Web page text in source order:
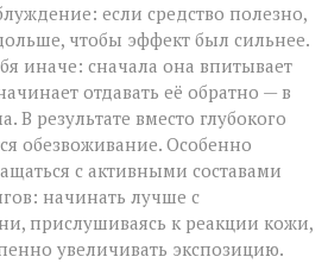
если средство полезно,
чтобы эффект был сильнее.
иначе: сначала она впитывает
отдавать её обратно — в
В результате вместо глубокого
обезвоживание. Особенно
с активными составами
начинать лучше с
прислушиваясь к реакции кожи,
увеличивать экспозицию.